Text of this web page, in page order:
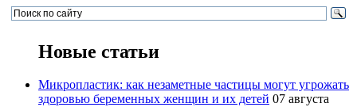
Новые статьи
Микропластик: как незаметные частицы могут угрожать
здоровью беременных женщин и их детей 07 августа